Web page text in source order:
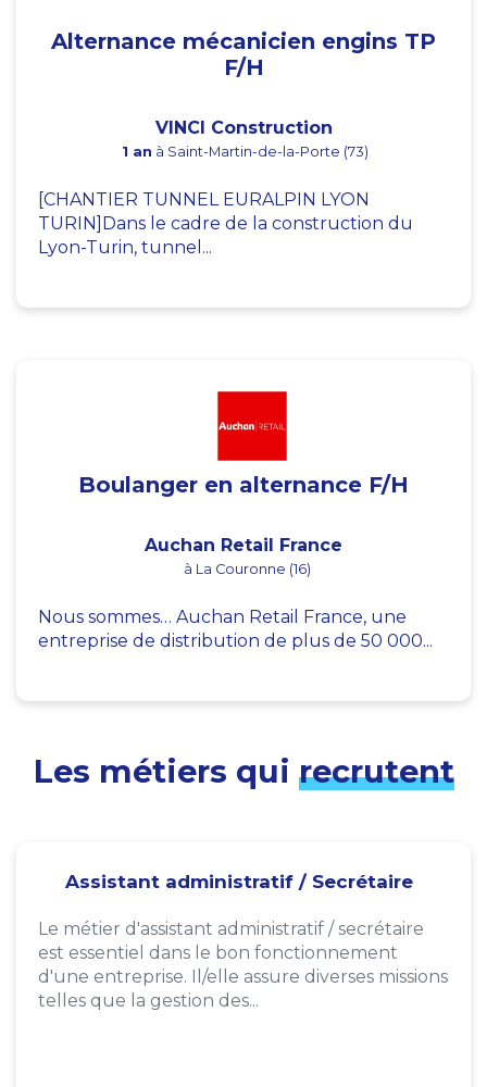
Alternance mécanicien engins TP
F/H
VINCI Construction
1 an à Saint-Martin-de-la-Porte (73)
[CHANTIER TUNNEL EURALPIN LYON
TURIN]Dans le cadre de la construction du
Lyon-Turin, tunnel...
Boulanger en alternance F/H
Auchan Retail France
à La Couronne (16)
Nous sommes… Auchan Retail France, une
entreprise de distribution de plus de 50 000...
Les métiers qui recrutent
Assistant administratif / Secrétaire
Le métier d'assistant administratif / secrétaire
est essentiel dans le bon fonctionnement
d'une entreprise. Il/elle assure diverses missions
telles que la gestion des...